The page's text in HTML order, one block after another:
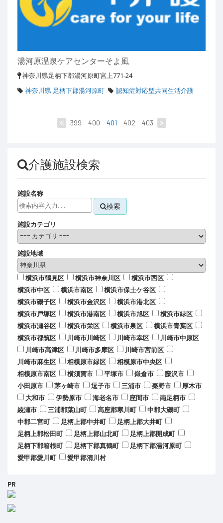
湯河原温泉ケアセンターそよ風
神奈川県足柄下郡湯河原町宮上771-24
神奈川県 足柄下郡湯河原町
認知症対応型共同生活介護
399 400 401 402 403
介護施設検索
施設名称
検索
施設カテゴリ
施設地域
横浜市鶴見区 横浜市神奈川区
横浜市西区
横浜市中区
横浜市南区
横浜市保土ケ谷区
横浜市磯子区
横浜市金沢区
横浜市港北区
横浜市戸塚区
横浜市港南区 横浜市旭区
横浜市緑区
横浜市瀬谷区
横浜市栄区 横浜市泉区
横浜市青葉区
横浜市都筑区
川崎市川崎区 川崎市幸区
川崎市中原区
川崎市高津区
川崎市多摩区
川崎市宮前区
川崎市麻生区
相模原市緑区
相模原市中央区
相模原市南区
横須賀市 平塚市 鎌倉市
藤沢市
小田原市
茅ヶ崎市 逗子市 三浦市 秦野市
厚木市
大和市
伊勢原市 海老名市 座間市
南足柄市
綾瀬市
三浦郡葉山町 高座郡寒川町
中郡大磯町
中郡二宮町
足柄上郡中井町
足柄上郡大井町
足柄上郡松田町
足柄上郡山北町
足柄上郡開成町
足柄下郡箱根町
足柄下郡真鶴町
足柄下郡湯河原町
愛甲郡愛川町
愛甲郡清川村
PR